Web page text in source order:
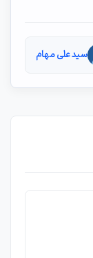
سید علی مهام